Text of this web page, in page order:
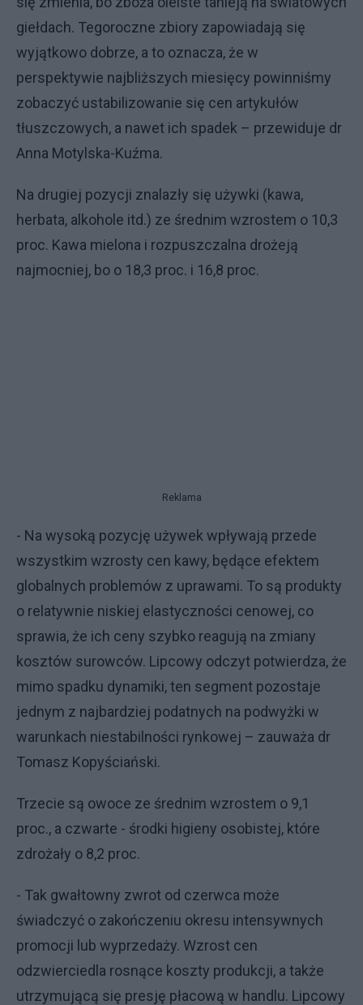
giełdach. Tegoroczne zbiory zapowiadają się
wyjątkowo dobrze, a to oznacza, że w
perspektywie najbliższych miesięcy powinniśmy
zobaczyć ustabilizowanie się cen artykułów
tłuszczowych, a nawet ich spadek – przewiduje dr
Anna Motylska-Kuźma.
Na drugiej pozycji znalazły się używki (kawa,
herbata, alkohole itd.) ze średnim wzrostem o 10,3
proc. Kawa mielona i rozpuszczalna drożeją
najmocniej, bo o 18,3 proc. i 16,8 proc.
Reklama
- Na wysoką pozycję używek wpływają przede
wszystkim wzrosty cen kawy, będące efektem
globalnych problemów z uprawami. To są produkty
o relatywnie niskiej elastyczności cenowej, co
sprawia, że ich ceny szybko reagują na zmiany
kosztów surowców. Lipcowy odczyt potwierdza, że
mimo spadku dynamiki, ten segment pozostaje
jednym z najbardziej podatnych na podwyżki w
warunkach niestabilności rynkowej – zauważa dr
Tomasz Kopyściański.
Trzecie są owoce ze średnim wzrostem o 9,1
proc., a czwarte - środki higieny osobistej, które
zdrożały o 8,2 proc.
- Tak gwałtowny zwrot od czerwca może
świadczyć o zakończeniu okresu intensywnych
promocji lub wyprzedaży. Wzrost cen
odzwierciedla rosnące koszty produkcji, a także
utrzymującą się presję płacową w handlu. Lipcowy